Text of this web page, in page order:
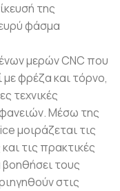
της
φάσμα
μερών CNC που
με φρέζα και τόρνο,
τεχνικές
Μέσω της
μοιράζεται τις
τις πρακτικές
βοηθήσει τους
στις